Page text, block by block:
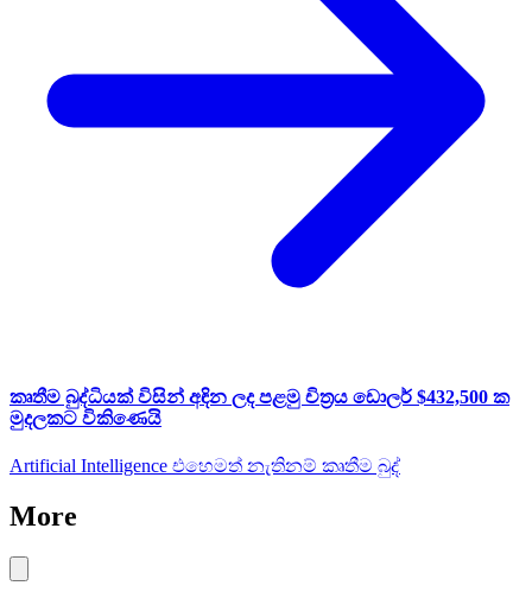
කෘතීම බුද්ධියක් විසින් අඳින ලද පළමු චිත්‍රය ඩොලර් $432,500 ක
මුදලකට විකිණෙයි
Artificial Intelligence එහෙමත් නැතිනම් කෘතීම බුද්
More